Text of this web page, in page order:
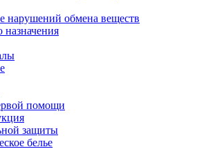
нарушений обмена веществ
назначения
помощи
защиты
белье